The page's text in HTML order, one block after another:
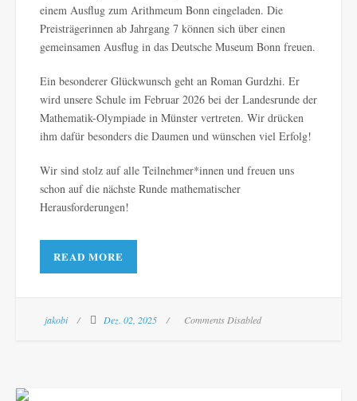
einem Ausflug zum Arithmeum Bonn eingeladen. Die
Preisträgerinnen ab Jahrgang 7 können sich über einen
gemeinsamen Ausflug in das Deutsche Museum Bonn freuen.
Ein besonderer Glückwunsch geht an Roman Gurdzhi. Er
wird unsere Schule im Februar 2026 bei der Landesrunde der
Mathematik-Olympiade in Münster vertreten. Wir drücken
ihm dafür besonders die Daumen und wünschen viel Erfolg!
Wir sind stolz auf alle Teilnehmer*innen und freuen uns
schon auf die nächste Runde mathematischer
Herausforderungen!
READ MORE
jakobi Dez. 02, 2025 Comments Disabled